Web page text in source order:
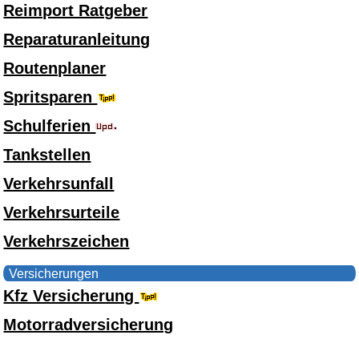
Reimport Ratgeber
Reparaturanleitung
Routenplaner
Spritsparen
Schulferien
Tankstellen
Verkehrsunfall
Verkehrsurteile
Verkehrszeichen
Versicherungen
Kfz Versicherung
Motorradversicherung